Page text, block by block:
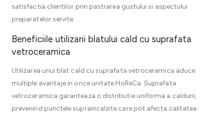
satisfactia clientilor prin pastrarea gustului si aspectului
preparatelor servite.
Beneficiile utilizarii blatului cald cu suprafata
vetroceramica
Utilizarea unui blat cald cu suprafata vetroceramica aduce
multiple avantaje in orice unitate HoReCa. Suprafata
vetroceramica garanteaza o distributie uniforma a caldurii,
prevenind punctele supraincalzite care pot afecta calitatea